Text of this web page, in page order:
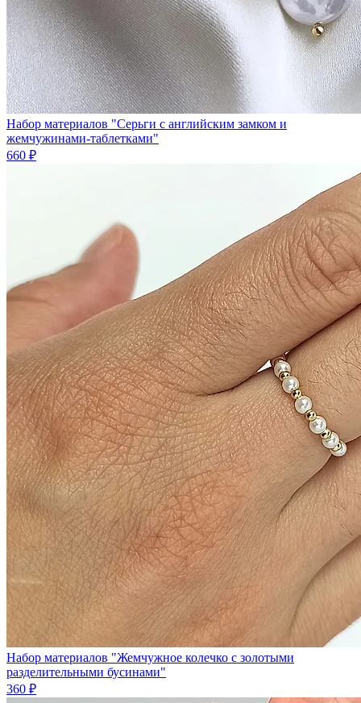
Набор материалов "Серьги с английским замком и
жемчужинами-таблетками"
660 ₽
Набор материалов "Жемчужное колечко с золотыми
разделительными бусинами"
360 ₽